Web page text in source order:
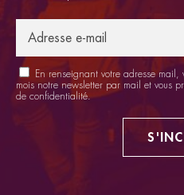
En renseignant votre adresse mail,
mois notre newsletter par mail et vous
de confidentialité.